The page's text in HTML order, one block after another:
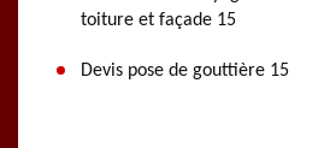
toiture et façade 15
Devis pose de gouttière 15